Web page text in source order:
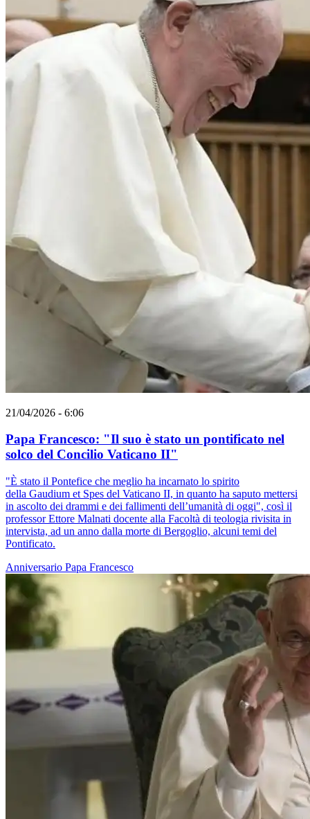
21/04/2026 - 6:06
Papa Francesco: "Il suo è stato un pontificato nel
solco del Concilio Vaticano II"
"È stato il Pontefice che meglio ha incarnato lo spirito
della Gaudium et Spes del Vaticano II, in quanto ha saputo mettersi
in ascolto dei drammi e dei fallimenti dell’umanità di oggi", così il
professor Ettore Malnati docente alla Facoltà di teologia rivisita in
intervista, ad un anno dalla morte di Bergoglio, alcuni temi del
Pontificato.
Anniversario Papa Francesco